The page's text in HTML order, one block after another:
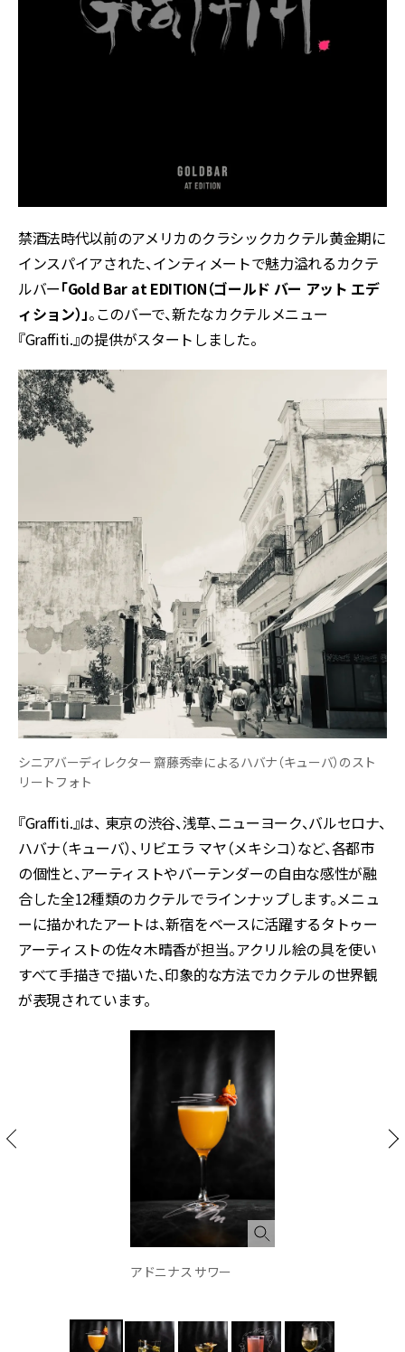
禁酒法時代以前のアメリカのクラシックカクテル黄金期に
インスパイアされた、インティメートで魅力溢れるカクテ
ルバー「Gold Bar at EDITION（ゴールド バー アット エデ
ィション）」。このバーで、新たなカクテルメニュー
『Graffiti.』の提供がスタートしました。
シニアバーディレクター 齋藤秀幸によるハバナ（キューバ）のスト
リートフォト
『Graffiti.』は、 東京の渋谷、浅草、ニューヨーク、バルセロナ、
ハバナ（キューバ）、リビエラ マヤ（メキシコ）など、各都市
の個性と、アーティストやバーテンダーの自由な感性が融
合した全12種類のカクテルでラインナップします。メニュ
ーに描かれたアートは、新宿をベースに活躍するタトゥー
アーティストの佐々木晴香が担当。アクリル絵の具を使い
すべて手描きで描いた、印象的な方法でカクテルの世界観
が表現されています。
アドニナス サワー